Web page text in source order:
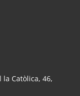
la Catòlica, 46,